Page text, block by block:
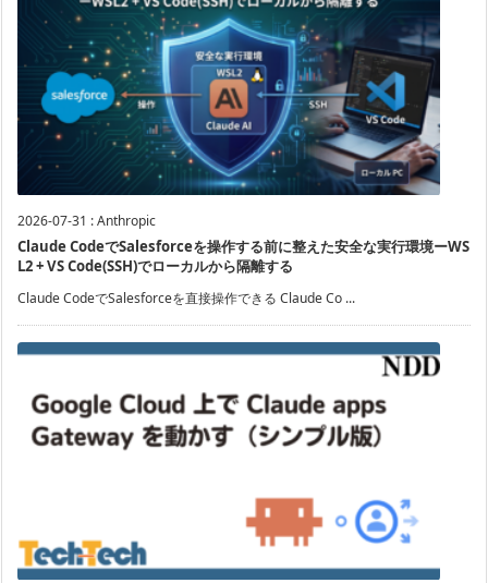
2026-07-31 :Anthropic
Claude CodeでSalesforceを操作する前に整えた安全な実行環境ーWS
L2 + VS Code(SSH)でローカルから隔離する
Claude CodeでSalesforceを直接操作できる Claude Co ...